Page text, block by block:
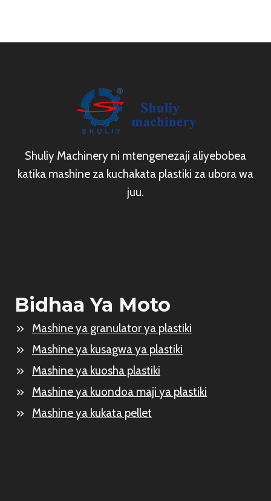
Shuliy Machinery ni mtengenezaji aliyebobea
katika mashine za kuchakata plastiki za ubora wa
juu.
Bidhaa Ya Moto
Mashine ya granulator ya plastiki
Mashine ya kusagwa ya plastiki
Mashine ya kuosha plastiki
Mashine ya kuondoa maji ya plastiki
Mashine ya kukata pellet